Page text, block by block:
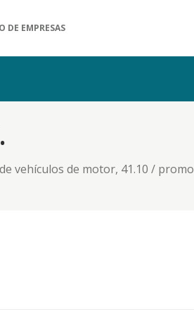
DE EMPRESAS
vehículos de motor, 41.10 /
para la automoción en